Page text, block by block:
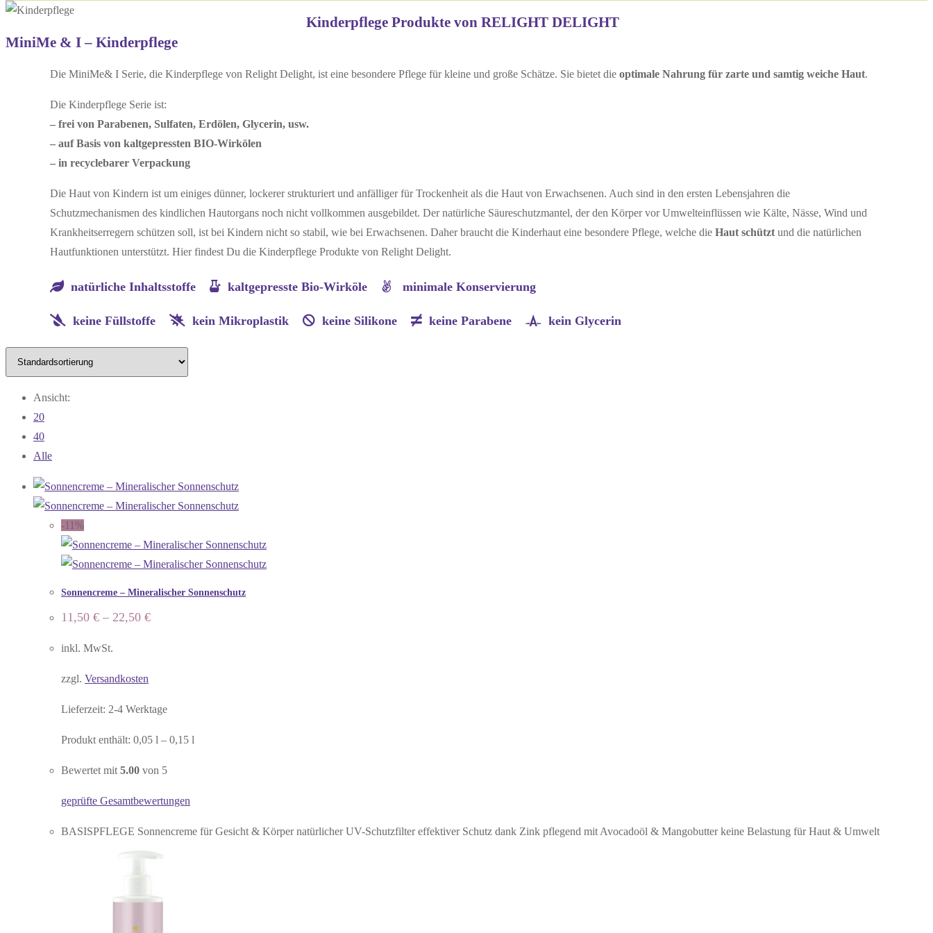
Kinderpflege Produkte von RELIGHT DELIGHT
MiniMe & I – Kinderpflege
Die MiniMe& I Serie, die Kinderpflege von Relight Delight, ist eine besondere Pflege für kleine und große Schätze. Sie bietet die optimale Nahrung für zarte und samtig weiche Haut.
Die Kinderpflege Serie ist:
– frei von Parabenen, Sulfaten, Erdölen, Glycerin, usw.
– auf Basis von kaltgepressten BIO-Wirkölen
– in recyclebarer Verpackung
Die Haut von Kindern ist um einiges dünner, lockerer strukturiert und anfälliger für Trockenheit als die Haut von Erwachsenen. Auch sind in den ersten Lebensjahren die
Schutzmechanismen des kindlichen Hautorgans noch nicht vollkommen ausgebildet. Der natürliche Säureschutzmantel, der den Körper vor Umwelteinflüssen wie Kälte, Nässe, Wind und
Krankheitserregern schützen soll, ist bei Kindern nicht so stabil, wie bei Erwachsenen. Daher braucht die Kinderhaut eine besondere Pflege, welche die Haut schütztund die natürlichen
Hautfunktionen unterstützt. Hier findest Du die Kinderpflege Produkte von Relight Delight.
natürliche Inhaltsstoffe kaltgepresste Bio-Wirköle minimale Konservierung
keine Füllstoffe kein Mikroplastik keine Silikone keine Parabene kein Glycerin
Ansicht:
20
40
Alle
-11%
Sonnencreme – Mineralischer Sonnenschutz
11,50 € – 22,50 €
inkl. MwSt.
zzgl. Versandkosten
Lieferzeit: 2-4 Werktage
Produkt enthält: 0,05 l – 0,15 l
Bewertet mit 5.00 von 5
geprüfte Gesamtbewertungen
BASISPFLEGE Sonnencreme für Gesicht & Körper natürlicher UV-Schutzfilter effektiver Schutz dank Zink pflegend mit Avocadoöl & Mangobutter keine Belastung für Haut & Umwelt